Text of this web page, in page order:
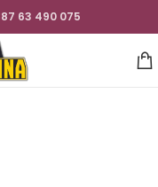
63 490 075